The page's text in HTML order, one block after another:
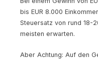
bis EUR 8.000
Steuersatz von rund 18-
meisten erwarten.
Aber Achtung: Auf den